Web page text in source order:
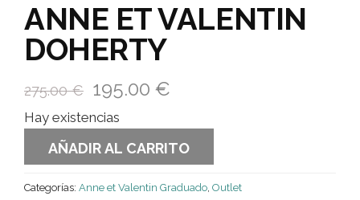
ANNE ET VALENTIN
DOHERTY
275.00€ 195.00 €
Hay existencias
AÑADIR AL CARRITO
Categorías: Anne et Valentin Graduado, Outlet